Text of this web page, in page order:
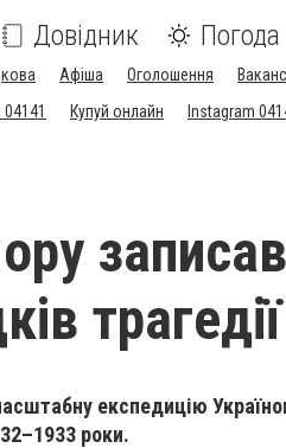
Довідник Погода
Афіша Оголошення
04141 Купуй онлайн Instagram
трагедії
експедицію
роки.